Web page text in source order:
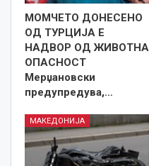
МОМЧЕТО ДОНЕСЕНО
ОД ТУРЦИЈА Е
НАДВОР ОД ЖИВОТНА
ОПАСНОСТ
Мерџановски
предупредува,…
МАКЕДОНИЈА